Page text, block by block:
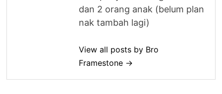
dan 2 orang anak (belum plan
nak tambah lagi)
View all posts by Bro
Framestone →